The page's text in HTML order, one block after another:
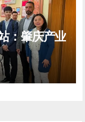
：肇庆产业